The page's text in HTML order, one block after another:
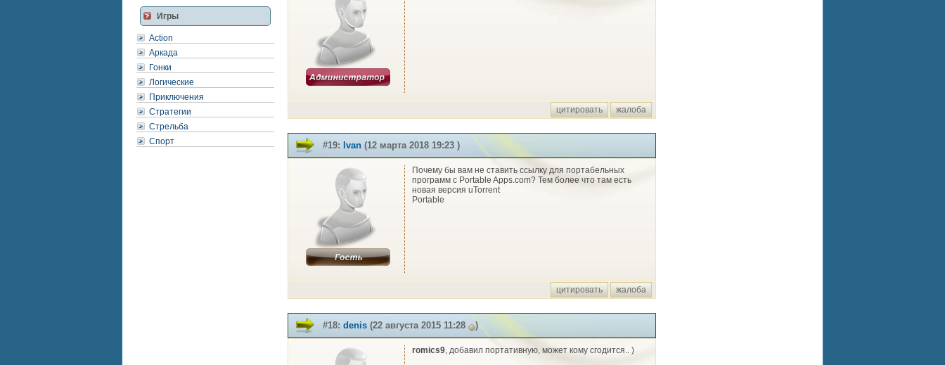
Игры
Action
Аркада
Гонки
Логические
Приключения
Стратегии
Стрельба
Спорт
цитировать жалоба
#19: Ivan (12 марта 2018 19:23 )
Почему бы вам не ставить ссылку для портабельных
программ с Portable Apps.com? Тем более что там есть
новая версия uTorrent
Portable
цитировать жалоба
#18: denis (22 августа 2015 11:28 )
romics9, добавил портативную, может кому сгодится.. )